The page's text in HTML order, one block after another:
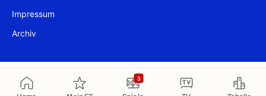
3
Impressum
Archiv
@ FussballTransfers.com 2009-2026